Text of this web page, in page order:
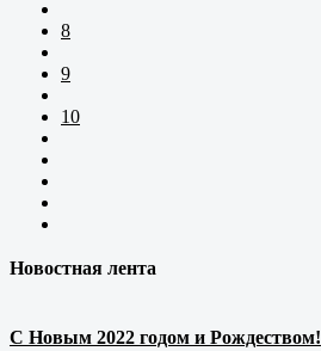
8
9
10
Новостная лента
С Новым 2022 годом и Рождеством!